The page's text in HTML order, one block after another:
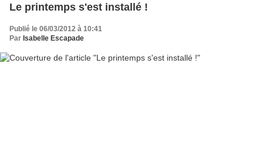
Le printemps s'est installé !
Publié le 06/03/2012 à 10:41
Par Isabelle Escapade